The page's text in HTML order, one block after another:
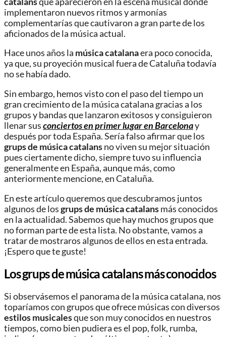
implementaron nuevos ritmos y armonías
complementarías que cautivaron a gran parte de los
aficionados de la música actual.
Hace unos años la música catalanaera poco conocida,
ya que, su proyeción musical fuera de Cataluña todavía
no se había dado.
Sin embargo, hemos visto con el paso del tiempo un
gran crecimiento de la música catalana gracias a los
grupos y bandas que lanzaron exitosos y consiguieron
llenar susconciertos en primer lugar en Barcelonay
después por toda España. Sería falso afirmar que los
grups de música catalansno viven su mejor situación
pues ciertamente dicho, siempre tuvo su influencia
generalmente en España, aunque más, como
anteriormente mencione, en Cataluña.
En este artículo queremos que descubramos juntos
algunos de losgrups de música catalansmás conocidos
en la actualidad. Sabemos que hay muchos grupos que
no forman parte de esta lista. No obstante, vamos a
tratar de mostraros algunos de ellos en esta entrada.
¡Espero que te guste!
Los grups de música catalans más conocidos
Si observásemos el panorama de la música catalana, nos
toparíamos con grupos que ofrece músicas con diversos
estilos musicalesque son muy conocidos en nuestros
tiempos, como bien pudiera es el pop, folk, rumba,